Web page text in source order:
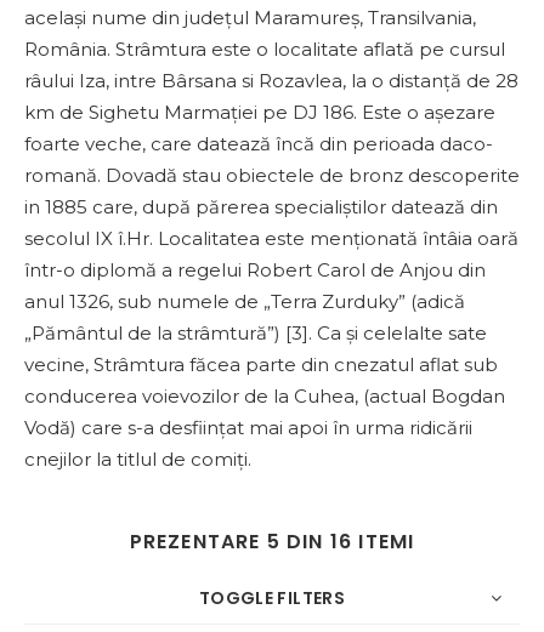
același nume din județul Maramureș, Transilvania,
România. Strâmtura este o localitate aflată pe cursul
râului Iza, intre Bârsana si Rozavlea, la o distanță de 28
km de Sighetu Marmației pe DJ 186. Este o așezare
foarte veche, care datează încă din perioada daco-
romană. Dovadă stau obiectele de bronz descoperite
in 1885 care, după părerea specialiștilor datează din
secolul IX î.Hr. Localitatea este menționată întâia oară
într-o diplomă a regelui Robert Carol de Anjou din
anul 1326, sub numele de „Terra Zurduky” (adică
„Pământul de la strâmtură”) [3]. Ca și celelalte sate
vecine, Strâmtura făcea parte din cnezatul aflat sub
conducerea voievozilor de la Cuhea, (actual Bogdan
Vodă) care s-a desființat mai apoi în urma ridicării
cnejilor la titlul de comiți.
PREZENTARE 5 DIN 16 ITEMI
TOGGLE FILTERS